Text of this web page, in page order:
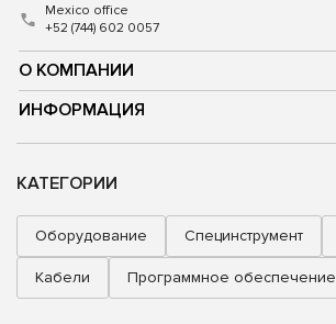
О КОМПАНИИ
ИНФОРМАЦИЯ
Mexico office
+52 (744) 602 0057
КАТЕГОРИИ
Оборудование Специнструмент
Кабели Программное обеспечение